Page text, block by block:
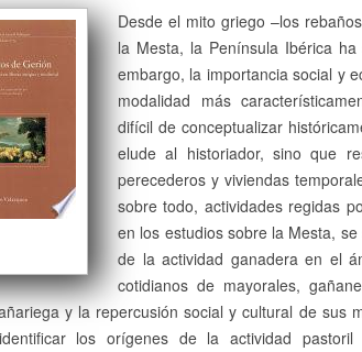
Desde el mito griego –los
la Mesta, la Península Ibérica
embargo, la importancia social y
modalidad más
difícil de conceptualizar
elude al historiador, sino que
perecederos y viviendas
sobre todo, actividades regidas
en los estudios sobre la Mesta,
de la actividad ganadera en el
cotidianos de mayorales,
y la repercusión social y cultural de sus
los orígenes de la actividad